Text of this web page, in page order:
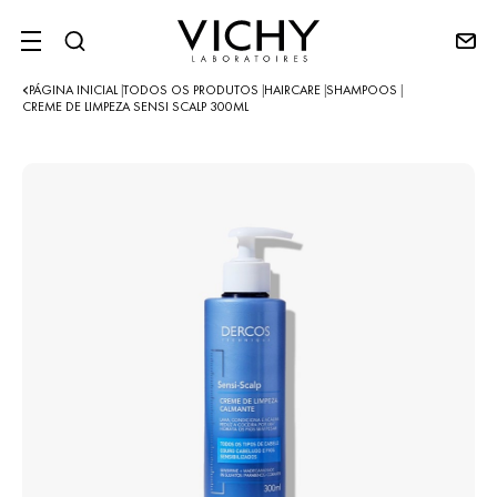
SITE MENU
PÁGINA INICIAL TODOS OS PRODUTOS HAIRCARE SHAMPOOS
CREME DE LIMPEZA SENSI SCALP 300ML